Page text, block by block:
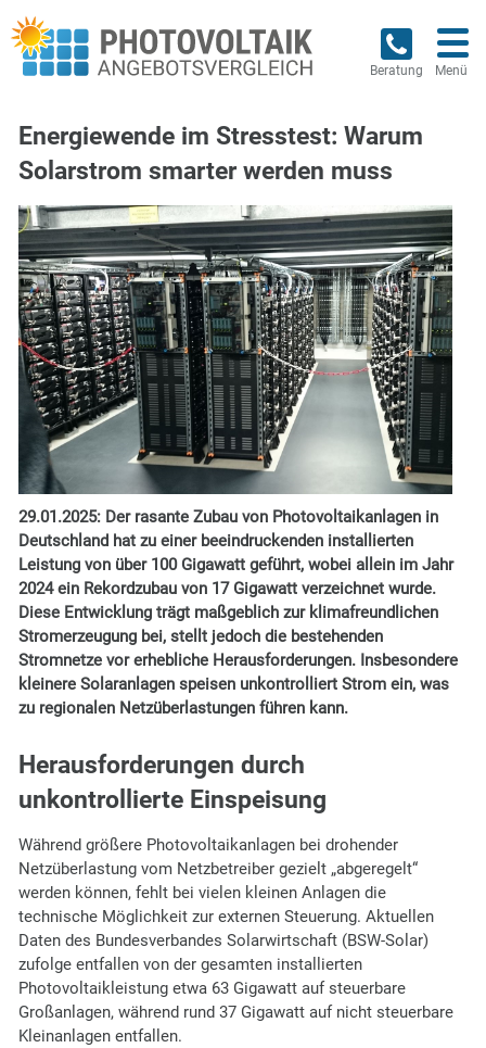
Beratung Menü
Energiewende im Stresstest: Warum
Solarstrom smarter werden muss
29.01.2025: Der rasante Zubau von Photovoltaikanlagen in
Deutschland hat zu einer beeindruckenden installierten
Leistung von über 100 Gigawatt geführt, wobei allein im Jahr
2024 ein Rekordzubau von 17 Gigawatt verzeichnet wurde.
Diese Entwicklung trägt maßgeblich zur klimafreundlichen
Stromerzeugung bei, stellt jedoch die bestehenden
Stromnetze vor erhebliche Herausforderungen. Insbesondere
kleinere Solaranlagen speisen unkontrolliert Strom ein, was
zu regionalen Netzüberlastungen führen kann.
Herausforderungen durch
unkontrollierte Einspeisung
Während größere Photovoltaikanlagen bei drohender
Netzüberlastung vom Netzbetreiber gezielt „abgeregelt“
werden können, fehlt bei vielen kleinen Anlagen die
technische Möglichkeit zur externen Steuerung. Aktuellen
Daten des Bundesverbandes Solarwirtschaft (BSW-Solar)
zufolge entfallen von der gesamten installierten
Photovoltaikleistung etwa 63 Gigawatt auf steuerbare
Großanlagen, während rund 37 Gigawatt auf nicht steuerbare
Kleinanlagen entfallen.